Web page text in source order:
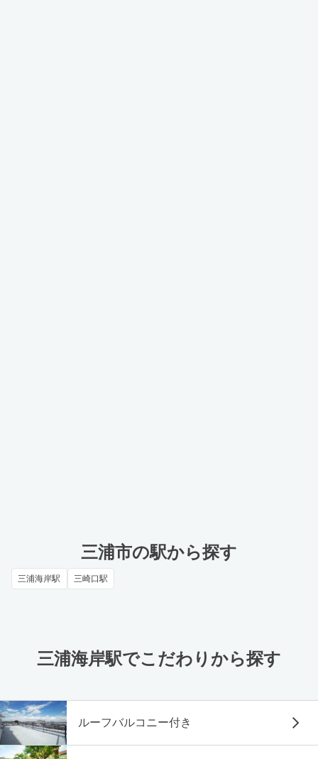
三浦市の駅から探す
三浦海岸駅 三崎口駅
三浦海岸駅でこだわりから探す
ルーフバルコニー付き